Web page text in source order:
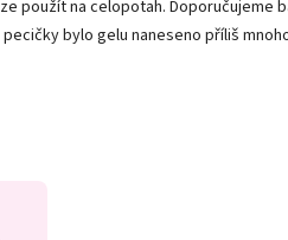
použít na celopotah.
bylo gelu naneseno příliš